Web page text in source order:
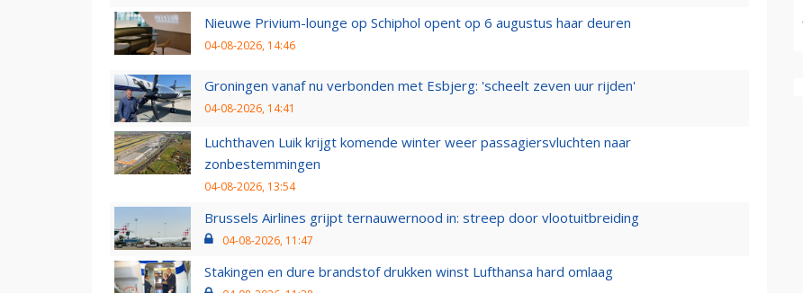
Nieuwe Privium-lounge op Schiphol opent op 6 augustus haar deuren
04-08-2026, 14:46
Groningen vanaf nu verbonden met Esbjerg: 'scheelt zeven uur rijden'
04-08-2026, 14:41
Luchthaven Luik krijgt komende winter weer passagiersvluchten naar
zonbestemmingen
04-08-2026, 13:54
Brussels Airlines grijpt ternauwernood in: streep door vlootuitbreiding
04-08-2026, 11:47
Stakingen en dure brandstof drukken winst Lufthansa hard omlaag